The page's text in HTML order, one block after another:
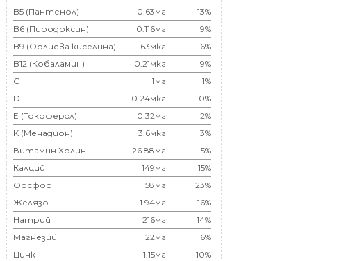
B5 (Пантенол)
0.63мг
13%
B6 (Пиродоксин)
0.116мг
9%
B9 (Фолиева киселина)
63мкг
16%
B12 (Кобаламин)
0.21мкг
9%
C
1мг
1%
D
0.24мкг
0%
E (Токоферoл)
0.32мг
2%
K (Менадион)
3.6мкг
3%
Витамин Холин
26.88мг
5%
Калций
149мг
15%
Фосфор
158мг
23%
Желязо
1.94мг
16%
Натрий
216мг
14%
Магнезий
22мг
6%
Цинк
1.15мг
10%